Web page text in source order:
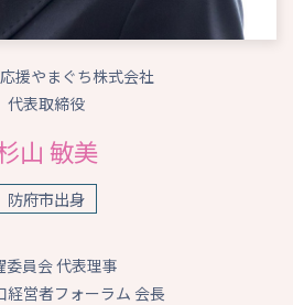
援やまぐち株式会社
代表取締役
山 敏美
防府市出身
委員会 代表理事
経営者フォーラム 会長